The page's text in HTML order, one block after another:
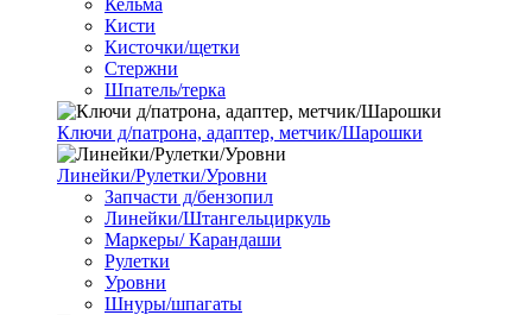
Кельма
Кисти
Кисточки/щетки
Стержни
Шпатель/терка
Ключи д/патрона, адаптер, метчик/Шарошки
Линейки/Рулетки/Уровни
Запчасти д/бензопил
Линейки/Штангельциркуль
Маркеры/ Карандаши
Рулетки
Уровни
Шнуры/шпагаты